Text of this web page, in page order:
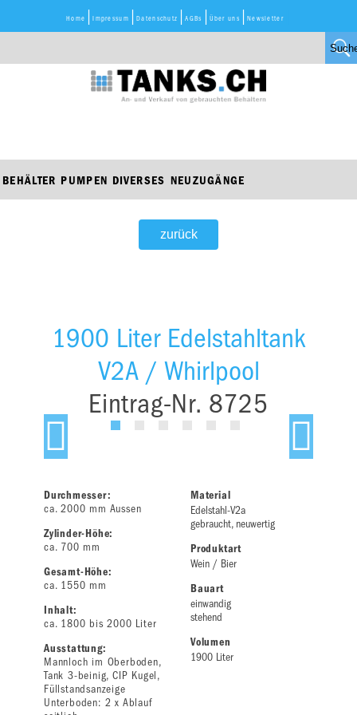
Home Impressum Datenschutz AGBs Über uns Newsletter
BEHÄLTER PUMPEN DIVERSES NEUZUGÄNGE
zurück
1900 Liter Edelstahltank
V2A / Whirlpool
Eintrag-Nr. 8725
Durchmesser:
ca. 2000 mm Aussen
Zylinder-Höhe:
ca. 700 mm
Gesamt-Höhe:
ca. 1550 mm
Inhalt:
ca. 1800 bis 2000 Liter
Ausstattung:
Mannloch im Oberboden,
Tank 3-beinig, CIP Kugel,
Füllstandsanzeige
Unterboden: 2 x Ablauf
Material
Edelstahl-V2a
gebraucht, neuwertig
Produktart
Wein / Bier
Bauart
einwandig
stehend
Volumen
1900 Liter